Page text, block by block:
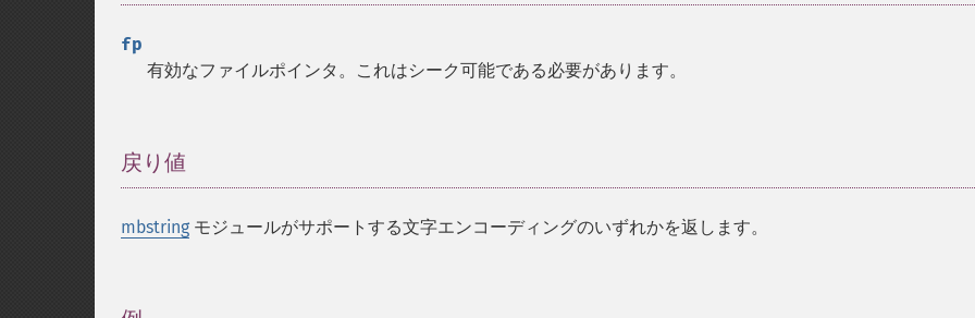
fp
有効なファイルポインタ。これはシーク可能である必要があります。
戻り値
mbstring モジュールがサポートする文字エンコーディングのいずれかを返します。